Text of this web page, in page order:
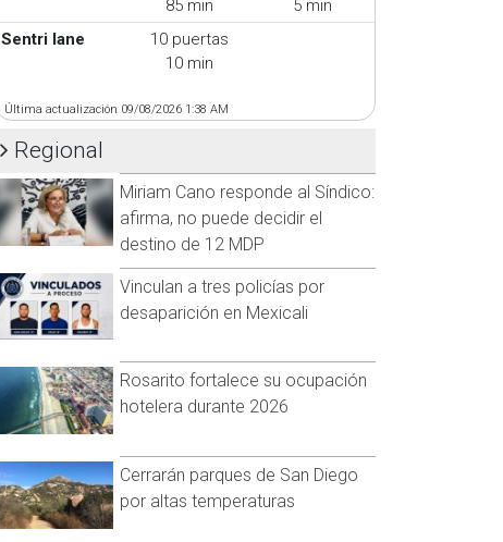
85 min
5 min
Sentri lane
10 puertas
10 min
Última actualización 09/08/2026 1:38 AM
Regional
Miriam Cano responde al Síndico:
afirma, no puede decidir el
destino de 12 MDP
Vinculan a tres policías por
desaparición en Mexicali
Rosarito fortalece su ocupación
hotelera durante 2026
Cerrarán parques de San Diego
por altas temperaturas